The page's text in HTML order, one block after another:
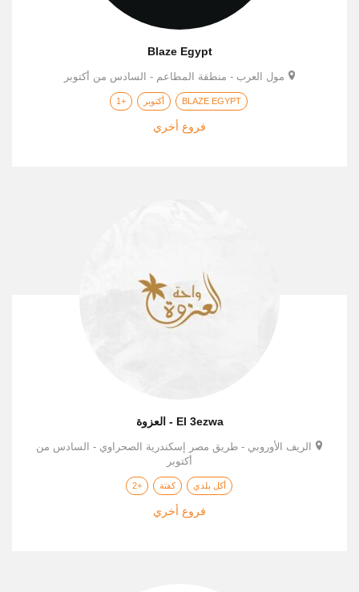
Blaze Egypt
مول العرب - منطقة المطاعم - السادس من أكتوبر
BLAZE EGYPT أكتوبر +1
فروع أخري
El 3ezwa - العزوة
الريف الأوروبي - طريق مصر إسكندرية الصحراوي - السادس من
أكتوبر
أكل بلدي كفتة +2
فروع أخري